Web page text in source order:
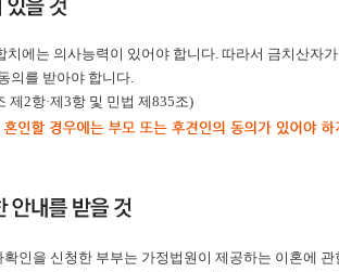
치에는 의사능력이 있어야 합니다. 따라서 금치산자
의를 받아야 합니다.
제2항·제3항 및 민법 제835조)
확인을 신청한 부부는 가정법원이 제공하는 이혼에